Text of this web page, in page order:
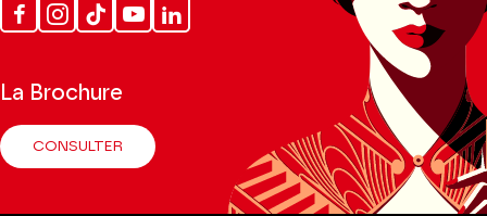
FacebookInstagram
Tik
Tok
YoutubeLinkedin
La Brochure
CONSULTER